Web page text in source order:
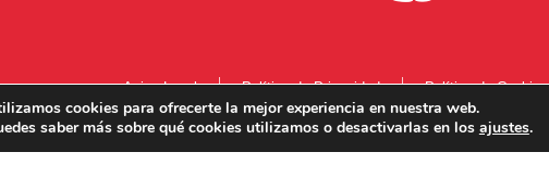
Aviso Legal Política de Privacidad Política de Cookies
cookies para ofrecerte la mejor experiencia en nuestra web.
saber más sobre qué cookies utilizamos o desactivarlas en los ajustes.